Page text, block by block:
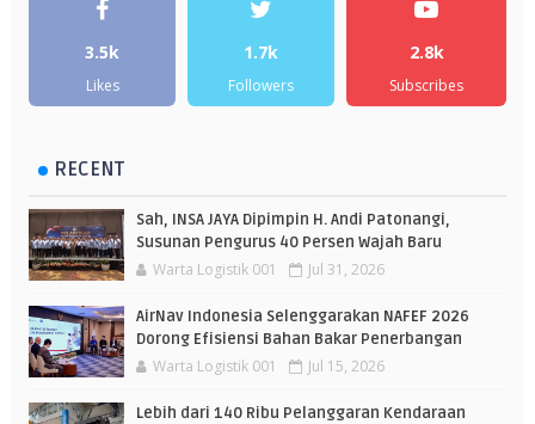
3.5k
Likes
1.7k
Followers
2.8k
Subscribes
RECENT
Sah, INSA JAYA Dipimpin H. Andi Patonangi,
Susunan Pengurus 40 Persen Wajah Baru
Warta Logistik 001 Jul 31, 2026
AirNav Indonesia Selenggarakan NAFEF 2026
Dorong Efisiensi Bahan Bakar Penerbangan
Warta Logistik 001 Jul 15, 2026
Lebih dari 140 Ribu Pelanggaran Kendaraan